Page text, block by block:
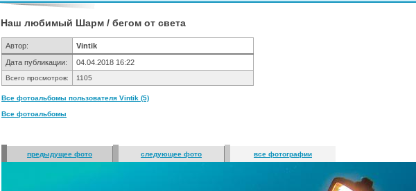
Наш любимый Шарм / бегом от света
Автор:
Vintik
Дата публикации:
04.04.2018 16:22
Всего просмотров: 1105
Все фотоальбомы пользователя Vintik (5)
Все фотоальбомы
предыдущее фото следующее фото все фотографии